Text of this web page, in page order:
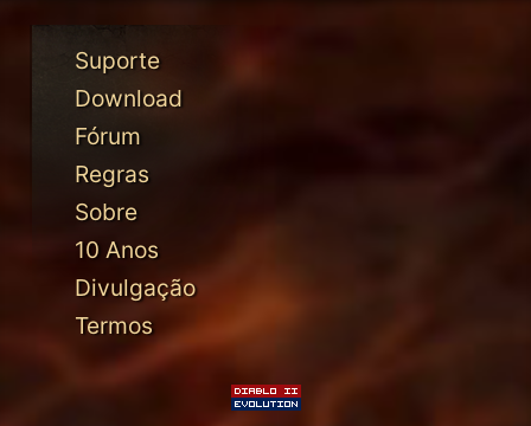
Suporte
Download
Fórum
Regras
Sobre
10 Anos
Divulgação
Termos